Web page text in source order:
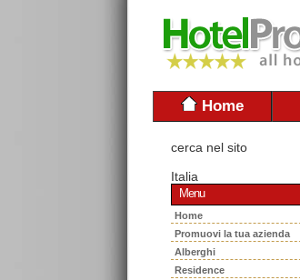
Home
cerca nel sito
Italia
Menu
Home
Promuovi la tua azienda
Alberghi
Residence